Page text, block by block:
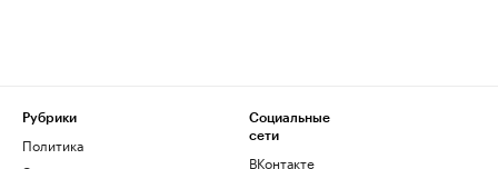
Рубрики
Политика
Социальные
сети
ВКонтакте